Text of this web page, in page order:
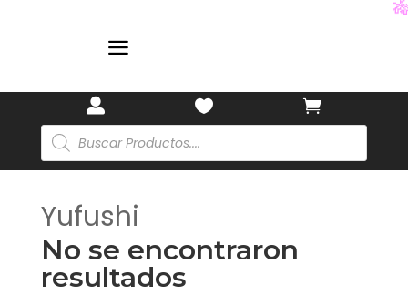
a
 

Búsqueda
de
productos
Yufushi
No se encontraron
resultados